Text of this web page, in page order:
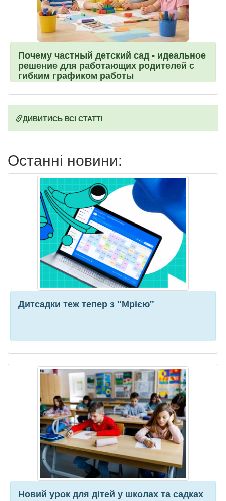
Почему частный детский сад - идеальное
решение для работающих родителей с
гибким графиком работы
ДИВИТИСЬ ВСІ СТАТТІ
Останні новини:
Дитсадки теж тепер з "Мрією"
Новий урок для дітей у школах та садках